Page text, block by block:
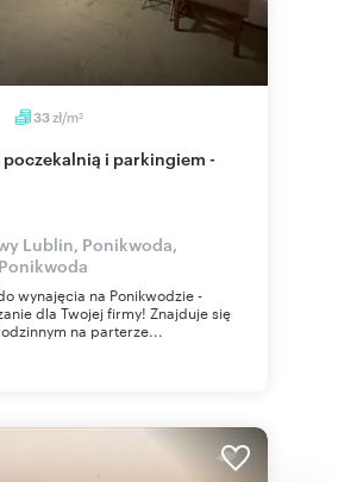
33zł/m2
Lublin, Ponikwoda,
wynajęcia na Ponikwodzie -
dla Twojej firmy! Znajduje się
na parterze...